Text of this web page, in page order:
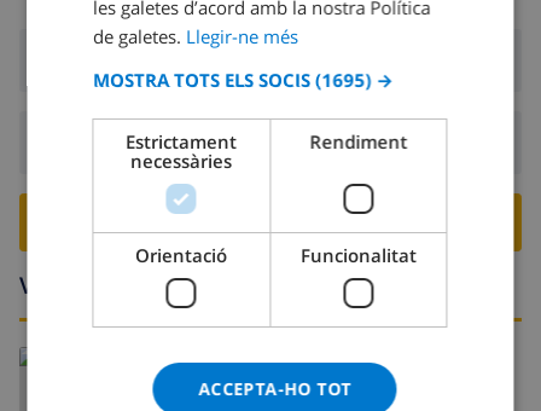
Sortida: Abans: 10:00
RESERVA AQUESTA VILLA ›
Voltants
Llegeix més:
Espanya >Costa Blanca > Javea
SPANISH
CATALAN
NORWEGIAN
les galetes d’acord amb la nostra Política
de galetes. Llegir-ne més
MOSTRA TOTS ELS SOCIS (1695) →
Estrictament
necessàries
Rendiment
Orientació Funcionalitat
ACCEPTA-HO TOT